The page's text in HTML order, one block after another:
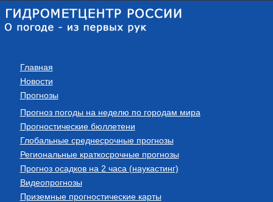
Главная
Новости
Прогнозы
Прогноз погоды на неделю по городам мира
Прогностические бюллетени
Глобальные среднесрочные прогнозы
Региональные краткосрочные прогнозы
Прогноз осадков на 2 часа (наукастинг)
Видеопрогнозы
Приземные прогностические карты